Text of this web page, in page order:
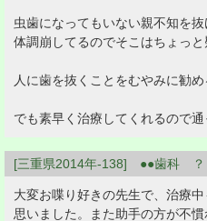
虫歯になってもいない親不知を
体調崩してるのでそこはちょっと
人に歯を抜くことをむやみに勧め
でも素早く治療してくれるので通
[三重県2014年-138] ●●歯科 ？
大変お喋り好きの先生で、治療
思いました。また助手の方が不